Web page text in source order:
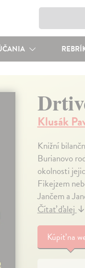
Klusák
Knižní
Burianovo
okolnosti
Fikejzem
Jančem a
Čítať ďalej↓
Kúpiťna